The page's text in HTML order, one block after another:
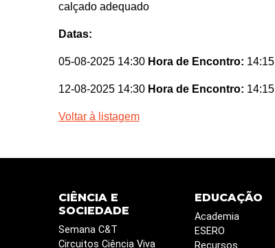
calçado adequado
Datas:
05-08-2025 14:30 Hora de Encontro: 14:15
12-08-2025 14:30 Hora de Encontro: 14:15
Voltar à listagem
CIÊNCIA E
SOCIEDADE
Semana C&T
Circuitos Ciência Viva
EDUCAÇÃO
Academia
ESERO